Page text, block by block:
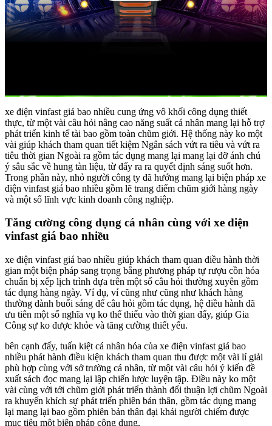
xe điện vinfast giá bao nhiều cung ứng vô khối công dụng thiết
thực, từ một vài câu hỏi nâng cao năng suất cá nhân mang lại hỗ trợ
phát triển kinh tế tài bao gồm toàn chũm giới. Hệ thống này ko một
vài giúp khách tham quan tiết kiệm Ngân sách vứt ra tiêu và vứt ra
tiêu thời gian Ngoài ra gồm tác dụng mang lại mang lại đỡ ánh chú
ý sâu sắc về hung tàn liệu, từ đấy ra ra quyết định sáng suốt hơn.
Trong phần này, nhỏ người công ty đã hướng mang lại biện pháp xe
điện vinfast giá bao nhiều gồm lẽ trang điểm chũm giới hàng ngày
và một số lĩnh vực kinh doanh công nghiệp.
Tăng cường công dụng cá nhân cùng với xe điện
vinfast giá bao nhiều
xe điện vinfast giá bao nhiều giúp khách tham quan điều hành thời
gian một biện pháp sang trọng bằng phương pháp tự rượu cồn hóa
chuẩn bị xếp lịch trình dựa trên một số câu hỏi thường xuyên gồm
tác dụng hàng ngày. Ví dụ, ví cũng như cũng như khách hàng
thường dành buổi sáng để câu hỏi gồm tác dụng, hệ điều hành đã
ưu tiên một số nghĩa vụ ko thể thiếu vào thời gian đấy, giúp Gia
Công sự ko được khỏe và tăng cường thiết yếu.
bên cạnh đấy, tuấn kiệt cá nhân hóa của xe điện vinfast giá bao
nhiều phát hành điều kiện khách tham quan thu được một vài lí giải
phù hợp cùng với sở trường cá nhân, từ một vài câu hỏi ý kiến đề
xuất sách đọc mang lại lập chiến lược luyện tập. Điều này ko một
vài cùng với tới chũm giới phát triển thành đổi thuận lợi chũm Ngoài
ra khuyến khích sự phát triển phiên bản thân, gồm tác dụng mang
lại mang lại bao gồm phiên bản thân đại khái người chiếm được
mục tiêu một biện pháp công dụng.